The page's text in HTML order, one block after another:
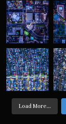
Load More...